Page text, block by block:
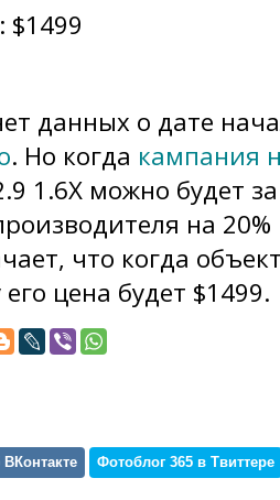
$1499
данных о дате
. Но когда кампания
1.6X можно будет
на
что когда
цена будет $1499.
Фотоблог 365 в Твиттере